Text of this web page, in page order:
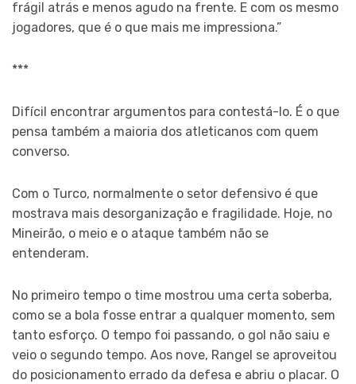
frágil atrás e menos agudo na frente. E com os mesmo
jogadores, que é o que mais me impressiona.”
***
Difícil encontrar argumentos para contestá-lo. É o que
pensa também a maioria dos atleticanos com quem
converso.
Com o Turco, normalmente o setor defensivo é que
mostrava mais desorganização e fragilidade. Hoje, no
Mineirão, o meio e o ataque também não se
entenderam.
No primeiro tempo o time mostrou uma certa soberba,
como se a bola fosse entrar a qualquer momento, sem
tanto esforço. O tempo foi passando, o gol não saiu e
veio o segundo tempo. Aos nove, Rangel se aproveitou
do posicionamento errado da defesa e abriu o placar. O